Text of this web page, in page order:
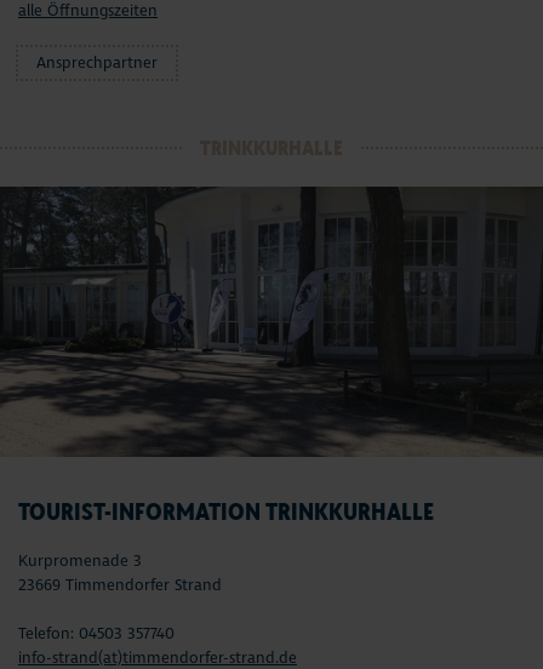
alle Öffnungszeiten
Ansprechpartner
TOURIST-INFORMATION TRINKKURHALLE
Kurpromenade 3
23669 Timmendorfer Strand
Telefon: 04503 357740
info-strand(at)timmendorfer-strand.de